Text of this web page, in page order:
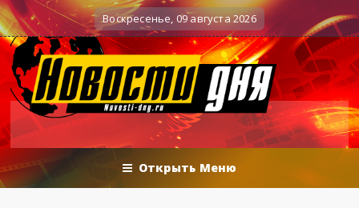
действия Вечерние баталии политологов у Соловьёва
Воскресенье, 09 августа 2026
Открыть Меню